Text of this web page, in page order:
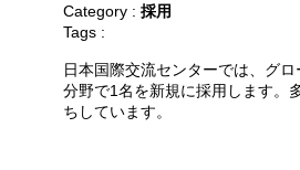
Category : 採用
Tags :
日本国際交流センターでは、グ
分野で1名を新規に採用します。
ちしています。